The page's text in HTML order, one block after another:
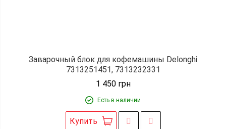
Заварочный блок для кофемашины Delonghi
7313251451, 7313232331
1 450грн
Есть в наличии
Купить